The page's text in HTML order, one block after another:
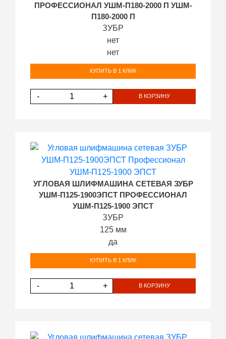
ПРОФЕССИОНАЛ УШМ-П180-2000 П УШМ-
П180-2000 П
ЗУБР
нет
нет
КУПИТЬ В 1 КЛИК
- + В КОРЗИНУ
УГЛОВАЯ ШЛИФМАШИНА СЕТЕВАЯ ЗУБР
УШМ-П125-1900ЭПСТ ПРОФЕССИОНАЛ
УШМ-П125-1900 ЭПСТ
ЗУБР
125 мм
да
КУПИТЬ В 1 КЛИК
- + В КОРЗИНУ